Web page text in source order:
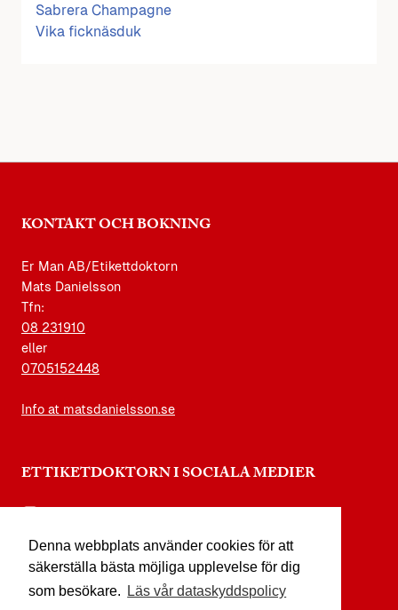
Denna webbplats använder cookies för att
säkerställa bästa möjliga upplevelse för dig
som besökare.
Läs vår dataskyddspolicy
Sabrera Champagne
Vika ficknäsduk
KONTAKT OCH BOKNING
Er Man AB/Etikettdoktorn
Mats Danielsson
Tfn:
08 231910
eller
0705152448
Info at matsdanielsson.se
ETTIKETDOKTORN I SOCIALA MEDIER
facebook.com/etikettdoktorn
youtube.com/etikettdoktorn